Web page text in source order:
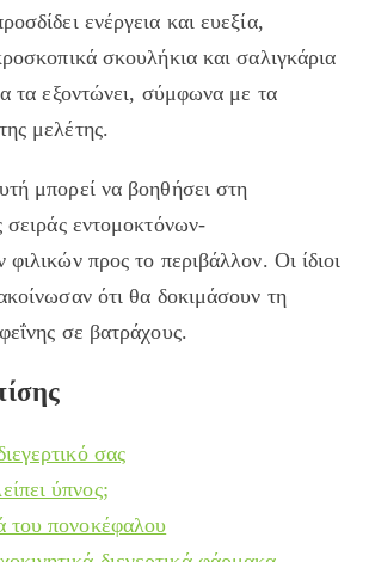
ενέργεια και ευεξία,
σκουλήκια και σαλιγκάρια
τα εξοντώνει, σύμφωνα με τα
μελέτης.
μπορεί να βοηθήσει στη
σειράς εντομοκτόνων-
προς το περιβάλλον. Οι ίδιοι
ότι θα δοκιμάσουν τη
σε βατράχους.
σας
ύπνος;
του πονοκέφαλου